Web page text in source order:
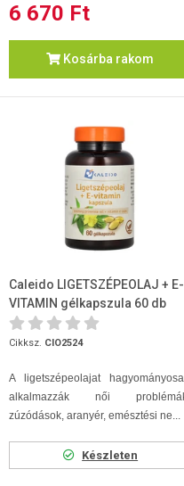
6 670 Ft
Kosárba rakom
Caleido LIGETSZÉPEOLAJ + E-
VITAMIN gélkapszula 60 db
Cikksz. CIO2524
A ligetszépeolajat
alkalmazzák női
zúzódások, aranyér, emésztési ne...
Készleten